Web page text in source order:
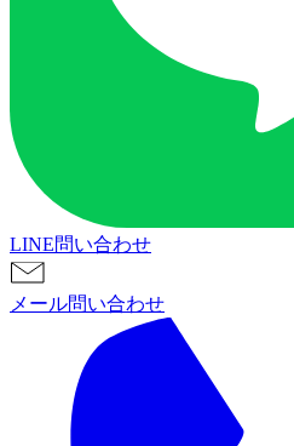
LINE問い合わせ
メール問い合わせ